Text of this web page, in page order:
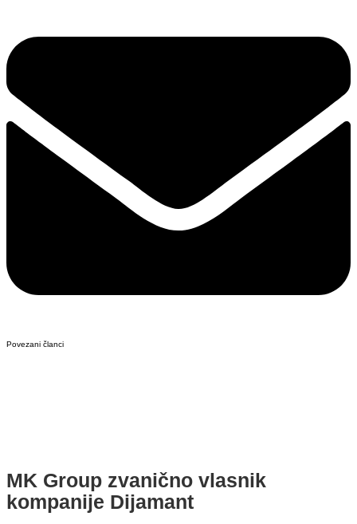
Povezani članci
MK Group zvanično vlasnik
kompanije Dijamant